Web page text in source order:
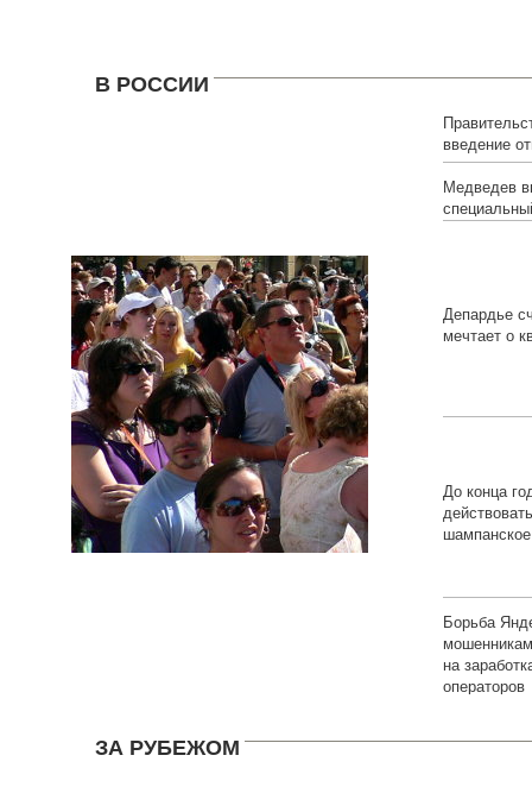
В РОССИИ
введение
Медведев
Депардье
мечтает о
До конца
шампанское
Борьба
на
операторов
ЗА РУБЕЖОМ